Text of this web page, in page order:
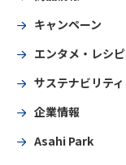
キャンペーン
エンタメ・レシピ
サステナビリティ
企業情報
Asahi Park